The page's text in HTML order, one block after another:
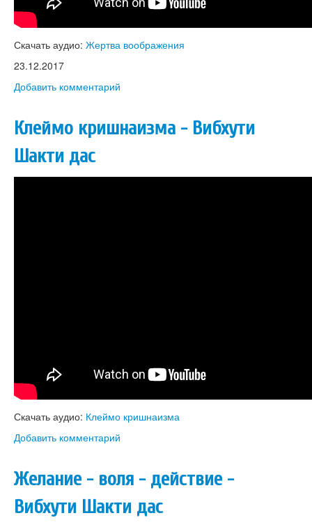
Скачать аудио: Жертва воображения
23.12.2017
Добавить комментарий
Клеймо кришнаизма - Вибхути
Шакти дас
Скачать аудио: Клеймо кришнаизма
Добавить комментарий
Желание - воля - действие -
Вибхути Шакти дас